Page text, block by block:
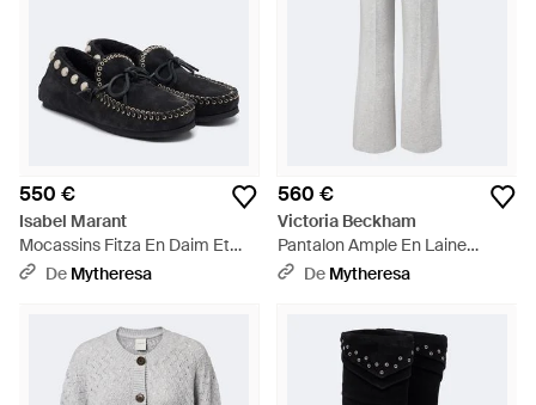
550 €
Isabel Marant
Mocassins Fitza En Daim Et
Shearling - Noir
De Mytheresa
560 €
Victoria Beckham
Pantalon Ample En Laine
Melangee - Gris
De Mytheresa